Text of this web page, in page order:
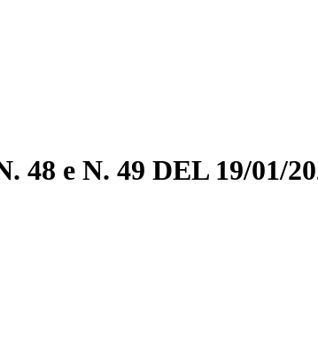
e N. 49 DEL 19/01/